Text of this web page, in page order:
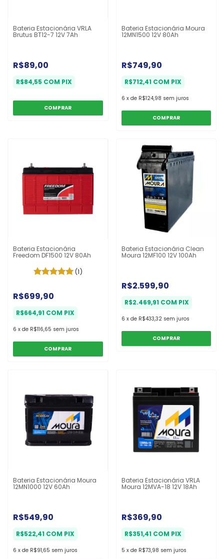
Bateria Estacionária VRLA
Brutus BT12-7 12V 7Ah
R$89,00
R$84,55 COM PIX
Bateria Estacionária Moura
12MN1500 12V 80Ah
R$749,90
R$712,41 COM PIX
6 x de R$124,98 sem juros
COMPRAR
Bateria Estacionária
Freedom DF1500 12V 80Ah
(1)
R$699,90
R$664,91 COM PIX
6 x de R$116,65 sem juros
COMPRAR
Bateria Estacionária Clean
Moura 12MF100 12V 100Ah
R$2.599,90
R$2.469,91 COM PIX
6 x de R$433,32 sem juros
COMPRAR
Bateria Estacionária Moura
12MN1000 12V 60Ah
R$549,90
R$522,41 COM PIX
6 x de R$91,65 sem juros
Bateria Estacionária VRLA
Moura 12MVA-18 12V 18Ah
R$369,90
R$351,41 COM PIX
5 x de R$73,98 sem juros